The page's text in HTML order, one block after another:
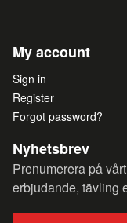
My account
Sign in
Register
Forgot password?
Nyhetsbrev
Prenumerera på
erbjudande, tävling